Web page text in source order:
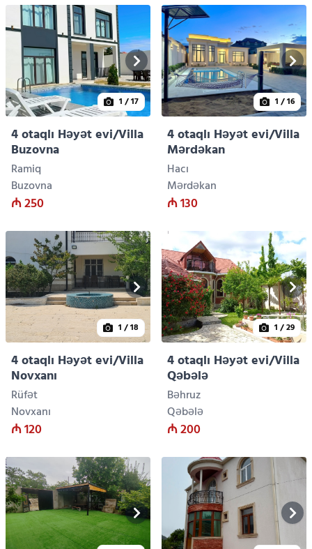
1 / 17
4 otaqlı Həyət evi/Villa
Buzovna
Ramiq
Buzovna
₼ 250
1 / 16
4 otaqlı Həyət evi/Villa
Mərdəkan
Hacı
Mərdəkan
₼ 130
1 / 18
4 otaqlı Həyət evi/Villa
Novxanı
Rüfət
Novxanı
₼ 120
1 / 29
4 otaqlı Həyət evi/Villa
Qəbələ
Bəhruz
Qəbələ
₼ 200